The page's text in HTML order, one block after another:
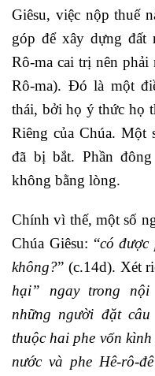
Giêsu, việc nộp thuế
góp để xây dựng
Rô-ma cai trị nên phải
Rô-ma). Đó là một
thái, bởi họ ý thức họ
Riêng của Chúa. Một
đã bị bắt. Phần
không bằng lòng.
Chính vì thế, một số
Chúa Giêsu: “có được
không?” (c.14d). Xét
hại” ngay trong
những người đặt
thuộc hai phe vốn
nước và phe Hê-rô-